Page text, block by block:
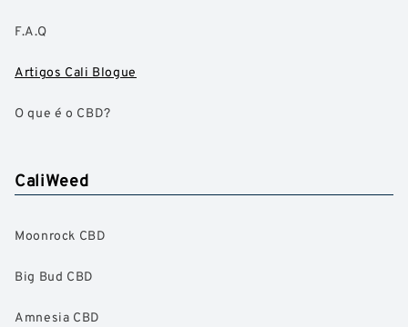
F.A.Q
Artigos Cali Blogue
O que é o CBD?
CaliWeed
Moonrock CBD
Big Bud CBD
Amnesia CBD